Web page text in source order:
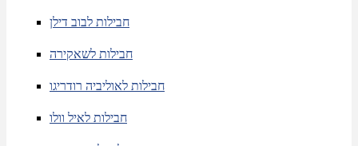
חבילות לבוב דילן
חבילות לשאקירה
חבילות לאוליביה רודריגו
חבילות לאיל וולו